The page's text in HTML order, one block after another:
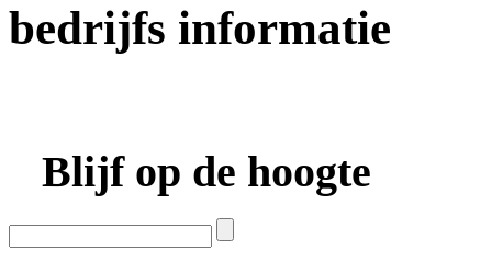
bedrijfs informatie
Blijf op de hoogte